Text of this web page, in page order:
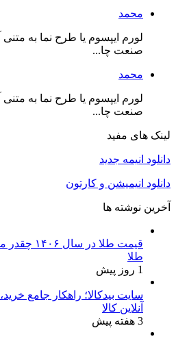
محمد
لورم ایپسوم یا طرح‌ نما به
صنعت چا...
محمد
لورم ایپسوم یا طرح‌ نما به
صنعت چا...
لینک های مفید
دانلود انیمه جدید
دانلود انیمیشن و کارتون
آخرین نوشته ها
قیمت طلا
طلا
1 روز پیش
سایت بیدکالا؛ راهکار جامع
آنلاین کالا
3 هفته پیش